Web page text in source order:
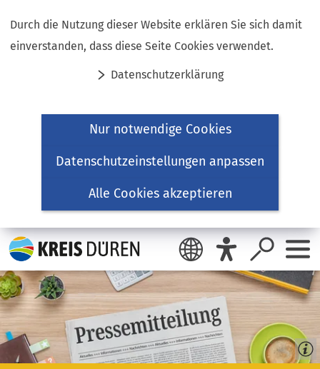
Durch die Nutzung dieser Website erklären Sie sich damit
einverstanden, dass diese Seite Cookies verwendet.
Datenschutzerklärung
Nur notwendige Cookies
Datenschutzeinstellungen anpassen
Alle Cookies akzeptieren
Inhalt anspringen